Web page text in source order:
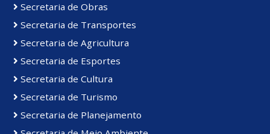
Secretaria de Obras
Secretaria de Transportes
Secretaria de Agricultura
Secretaria de Esportes
Secretaria de Cultura
Secretaria de Turismo
Secretaria de Planejamento